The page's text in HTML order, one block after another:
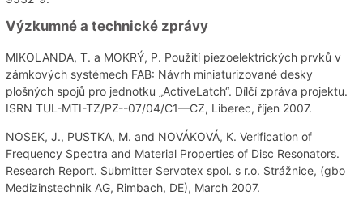
Výzkumné a technické zprávy
MIKOLANDA, T. a MOKRÝ, P. Použití piezoelektrických prvků v
zámkových systémech FAB: Návrh miniaturizované desky
plošných spojů pro jednotku „ActiveLatch“. Dílčí zpráva projektu.
ISRN TUL-MTI-TZ/PZ--07/04/C1—CZ, Liberec, říjen 2007.
NOSEK, J., PUSTKA, M. and NOVÁKOVÁ, K. Verification of
Frequency Spectra and Material Properties of Disc Resonators.
Research Report. Submitter Servotex spol. s r.o. Strážnice, (gbo
Medizinstechnik AG, Rimbach, DE), March 2007.